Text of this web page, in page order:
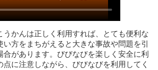
うかんは正しく利用すれば、とても便利な
方をまちがえると大きな事故や問題を引
合があります。びびなびを楽しく安全に利
点に注意しながら、びびなびを利用してく